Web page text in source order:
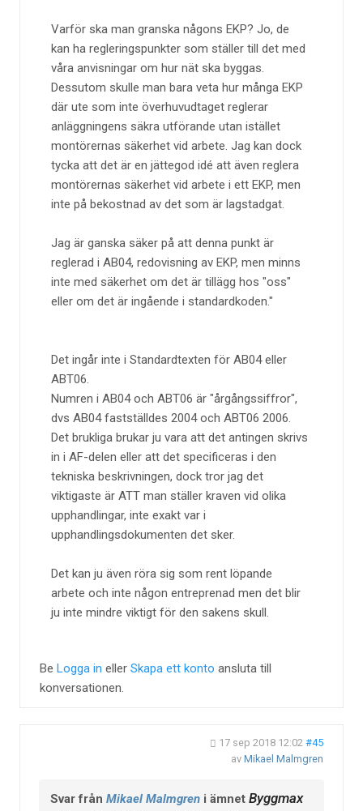
Varför ska man granska någons EKP? Jo, de
kan ha regleringspunkter som ställer till det med
våra anvisningar om hur nät ska byggas.
Dessutom skulle man bara veta hur många EKP
där ute som inte överhuvudtaget reglerar
anläggningens säkra utförande utan istället
montörernas säkerhet vid arbete. Jag kan dock
tycka att det är en jättegod idé att även reglera
montörernas säkerhet vid arbete i ett EKP, men
inte på bekostnad av det som är lagstadgat.
Jag är ganska säker på att denna punkt är
reglerad i AB04, redovisning av EKP, men minns
inte med säkerhet om det är tillägg hos "oss"
eller om det är ingående i standardkoden.
Det ingår inte i Standardtexten för AB04 eller
ABT06.
Numren i AB04 och ABT06 är "årgångssiffror",
dvs AB04 fastställdes 2004 och ABT06 2006.
Det brukliga brukar ju vara att det antingen skrivs
in i AF-delen eller att det specificeras i den
tekniska beskrivningen, dock tror jag det
viktigaste är ATT man ställer kraven vid olika
upphandlingar, inte exakt var i
upphandlingsdokumenten det sker.
Det kan ju även röra sig som rent löpande
arbete och inte någon entreprenad men det blir
ju inte mindre viktigt för den sakens skull.
Be Logga in eller Skapa ett konto ansluta till
konversationen.
17 sep 2018 12:02 #45
av Mikael Malmgren
Svar från Mikael Malmgren i ämnet Byggmax